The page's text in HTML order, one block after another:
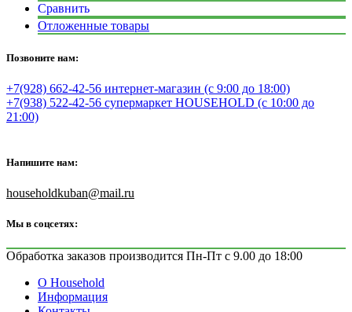
Сравнить
Отложенные товары
Позвоните нам:
+7(928) 662-42-56 интернет-магазин (с 9:00 до 18:00)
+7(938) 522-42-56 супермаркет HOUSEHOLD (с 10:00 до
21:00)
Напишите нам:
householdkuban@mail.ru
Мы в соцсетях:
Обработка заказов производится Пн-Пт с 9.00 до 18:00
О Household
Информация